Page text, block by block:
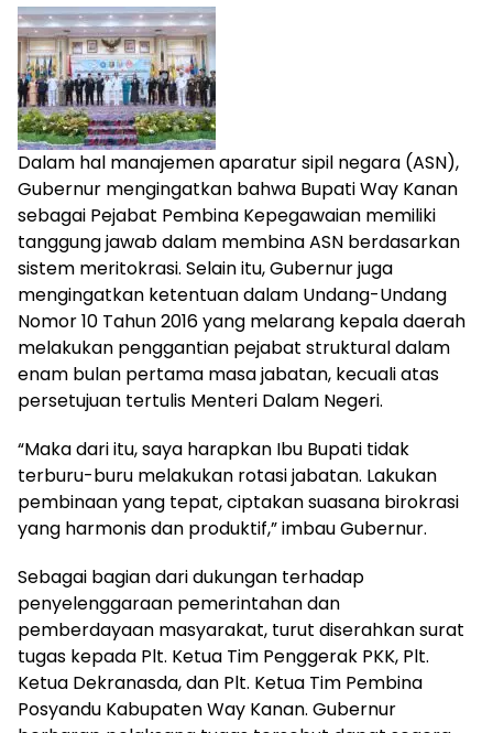
Dalam hal manajemen aparatur sipil negara (ASN),
Gubernur mengingatkan bahwa Bupati Way Kanan
sebagai Pejabat Pembina Kepegawaian memiliki
tanggung jawab dalam membina ASN berdasarkan
sistem meritokrasi. Selain itu, Gubernur juga
mengingatkan ketentuan dalam Undang-Undang
Nomor 10 Tahun 2016 yang melarang kepala daerah
melakukan penggantian pejabat struktural dalam
enam bulan pertama masa jabatan, kecuali atas
persetujuan tertulis Menteri Dalam Negeri.
“Maka dari itu, saya harapkan Ibu Bupati tidak
terburu-buru melakukan rotasi jabatan. Lakukan
pembinaan yang tepat, ciptakan suasana birokrasi
yang harmonis dan produktif,” imbau Gubernur.
Sebagai bagian dari dukungan terhadap
penyelenggaraan pemerintahan dan
pemberdayaan masyarakat, turut diserahkan surat
tugas kepada Plt. Ketua Tim Penggerak PKK, Plt.
Ketua Dekranasda, dan Plt. Ketua Tim Pembina
Posyandu Kabupaten Way Kanan. Gubernur